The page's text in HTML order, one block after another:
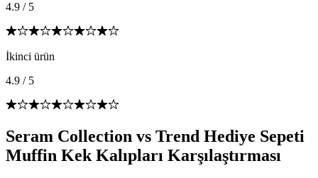
4.9 / 5
İkinci ürün
4.9 / 5
Seram Collection vs Trend Hediye Sepeti
Muffin Kek Kalıpları Karşılaştırması